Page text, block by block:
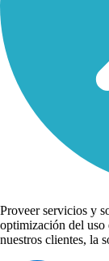
Proveer servicios y
optimización del uso
nuestros clientes, la